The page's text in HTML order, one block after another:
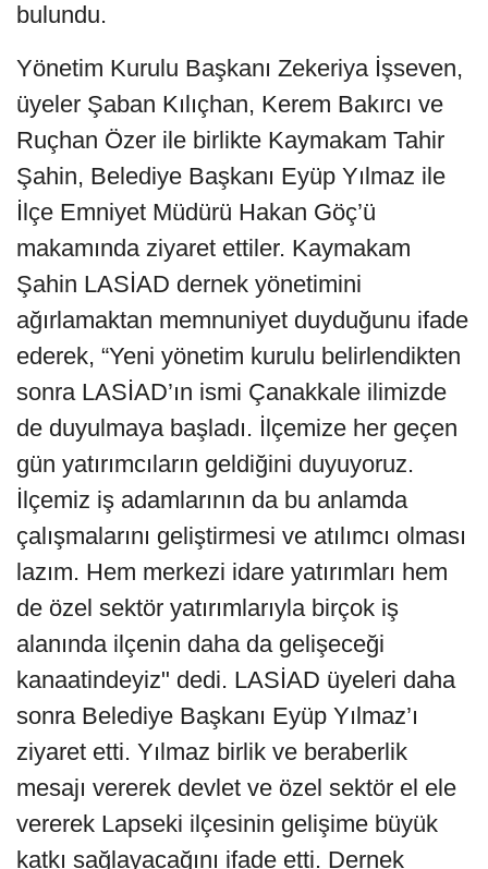
bulundu.
Yönetim Kurulu Başkanı Zekeriya İşseven,
üyeler Şaban Kılıçhan, Kerem Bakırcı ve
Ruçhan Özer ile birlikte Kaymakam Tahir
Şahin, Belediye Başkanı Eyüp Yılmaz ile
İlçe Emniyet Müdürü Hakan Göç’ü
makamında ziyaret ettiler. Kaymakam
Şahin LASİAD dernek yönetimini
ağırlamaktan memnuniyet duyduğunu ifade
ederek, “Yeni yönetim kurulu belirlendikten
sonra LASİAD’ın ismi Çanakkale ilimizde
de duyulmaya başladı. İlçemize her geçen
gün yatırımcıların geldiğini duyuyoruz.
İlçemiz iş adamlarının da bu anlamda
çalışmalarını geliştirmesi ve atılımcı olması
lazım. Hem merkezi idare yatırımları hem
de özel sektör yatırımlarıyla birçok iş
alanında ilçenin daha da gelişeceği
kanaatindeyiz" dedi. LASİAD üyeleri daha
sonra Belediye Başkanı Eyüp Yılmaz’ı
ziyaret etti. Yılmaz birlik ve beraberlik
mesajı vererek devlet ve özel sektör el ele
vererek Lapseki ilçesinin gelişime büyük
katkı sağlayacağını ifade etti. Dernek